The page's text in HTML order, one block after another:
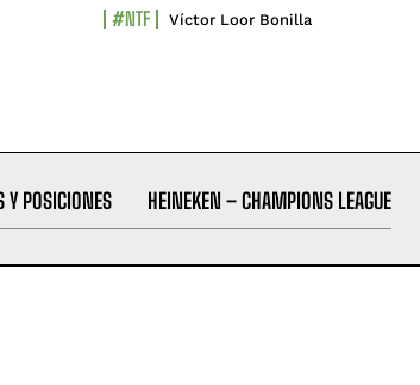
#NTF Víctor Loor Bonilla
Y POSICIONES HEINEKEN – CHAMPIONS LEAGUE